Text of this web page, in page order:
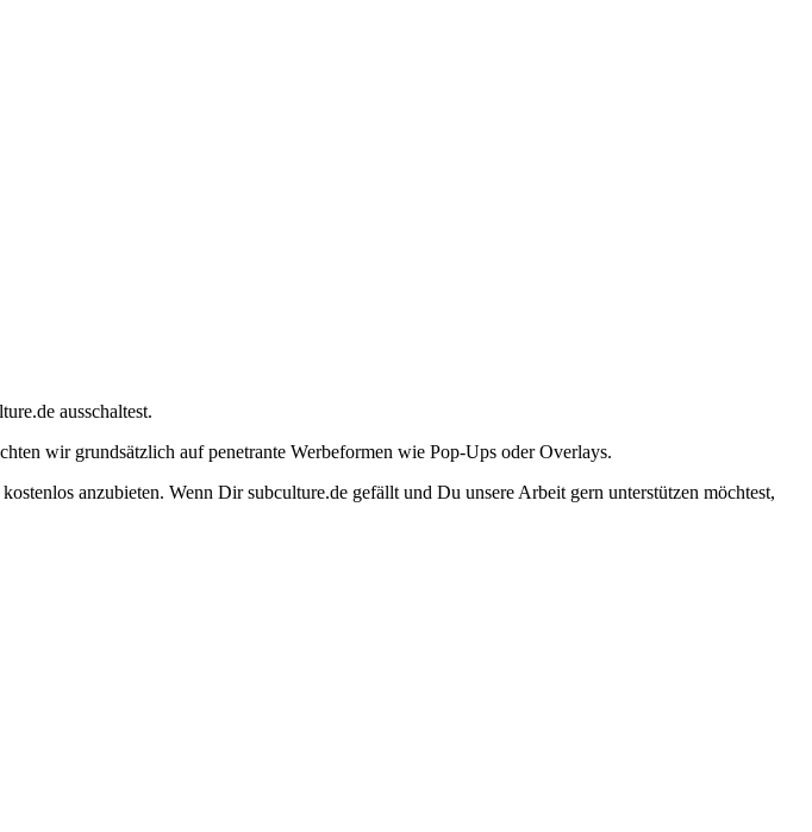
ausschaltest.
wir grundsätzlich auf penetrante Werbeformen wie Pop-Ups oder Overlays.
anzubieten. Wenn Dir subculture.de gefällt und Du unsere Arbeit gern unterstützen möchtest,